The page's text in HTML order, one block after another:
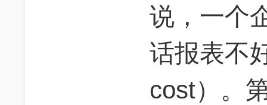
说，一个
话报表不
cost）。